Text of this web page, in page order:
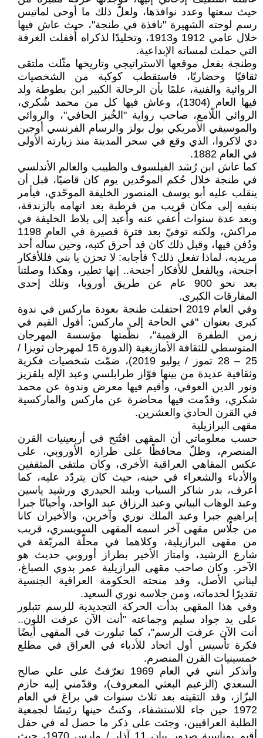
حيث سعتها وعدد نوافذها، ولعلّ ذلك ما أوحى لماتيس
رسم لوحته الشهيرة "نافذة في طنجة"، حيث عاش فيها
خلال عامي 1912 و1913، وتخليدًا لذكراه أُقفلت الغرفة
التي حملت لمساته الإبداعية.
وطنجة بفعل موقعها الاستراتيجي وتاريخها مثّلت ملتقى
ثقافيًا وحضاريًا، فاستقطب كوكبة من الشخصيات
الروائية والفنية، علمًا بأن الرحالة الكبير ابن بطوطة ولد
فيها العام (1304)، وعاش فيها كل من محمد شُكري،
الروائي اللّامع، صاحب رواية "الخُبز الحافي"، والروائي
والموسيقي الأمريكي بول بولز والرسام الفرنسي أوجين
دي لاكروا، الذي وقع في سحر المدينة منذ زيارته الأولى
في العام 1882.
كما عاش ابن رُشد الفيلسوف والطبيب والعالم الأندلسي
في طنجة خلال حُكم الموحّدين يوم كان قاضيًا، قبل أن
ينقلب عليه أبو يوسف المنصور الخليفة الموحّدي، فيأمر
بنفيه إلى مكان قريب من قرطبة بعد اتهامه بالزندقة،
وبعد عدة سنوات أُعفي عنه وأعيد إلى بلاط الخليفة في
مراكش، ولكنه توفيّ بعد فترة قصيرة في العام 1198
ودُفن فيها، وقبل ذلك كان قد أَحرق كتبه، وحين سأله أحد
مريديه، لماذا تفعل ذلك؟ فأجابه: لا تحزن يا بني فللأفكار
أجنحة، وبالفعل للأفكار أجنحة.. إنها تطير، وهكذا وصلتنا
بعد نحو 900 عام عن طريق أوروبا، وتلك إحدى
المفارقات الكبرى.
وفي العام 2019 احتفلت طنجة بعودة ماركس في ندوة
كبرى بعنوان "في الحاجة إلى ماركس: أفول القيم في
زمن الطفرة الرقمية"، نظّمتها مؤسسة المهرجان
المتوسطي للثقافة الأمازيغية (الدورة 15 لمهرجان ثويزا /
25 – 28 تموز / يوليو 2019)، ضمّت شخصيات فكرية
وثقافية عديدة من بينها فوّاز طرابلسي وعبد الإله بلقزيز
ونور الدين العوفي، وأقيم فيها معرض وندوة عن محمد
شكري، وقدّمت فيها محاضرة عن ماركس والماركسية
في القرن الحادي والعشرين.
مقهى البرازيلية
حسب معلوماتي أن المقهى افتُتح في أربعينيات القرن
المنصرم، وظلّ محافظًا على طرازه الأوروبي، على
عكس المقاهي العراقية الأخرى، وكان ملتقى المثقفين
والأدباء والشعراء في حينه، حيث كان يتردّد عليه، كما
أعرف، بدر شاكر السياب وبلند الحيدري ورشيد ياسين
وعبد الوهاب البياتي وعبد الرزاق عبد الواحد، وأحيانًا جبرا
إبراهيم جبرا وعبد الملك نوري وآخرين، والأخيران كانا
من جلّاس مقهى آخر اسمه المقهى السويسري، قريب
من مقهى البرازيلية، وكلاهما في محلّة المربّعة في
شارع الرشيد، وامتاز الأخير بطراز أوروبي حديث هو
الآخر. وكان صاحب مقهى البرازيلية عمر بدوي الصباغ،
لبناني الأصل، وقد منحته الحكومة العراقية الجنسية
تقديرًا لخدماته، ومن جلاسه نوري السعيد.
وفي هذا المقهى بدأت الحركة التجديدية للرسم تتبلور
على يد جواد سليم وجماعته "أنت الآن عرفت اللون..
أنت الآن عرفت الرسم"، كما تبلورت في المقهى أيضًا
فكرة تأسيس أول اتحاد للأدباء في العراق في مطلع
خمسينيات القرن المنصرم.
وأتذكر أنني في العام 1969 تعرّفتُ على علي صالح
السعدي (الزعيم البعثي المعروف)، وقدّمني إليه حازم
البزّاز، وقد التقيته بعد ثلاث سنوات في براغ في العام
1972 حين جاء للاستشفاء، وكنتُ حينها رئيسًا لجمعية
الطلبة العراقيين، وجئت على ذكر ما حصل له في حفل